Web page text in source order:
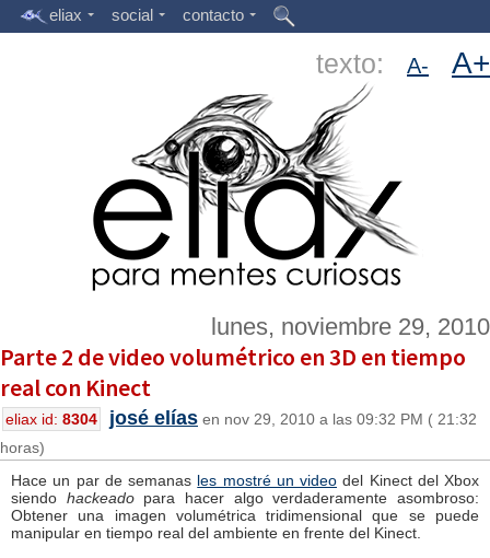
eliax social contacto
texto: A- A+
lunes, noviembre 29, 2010
Parte 2 de video volumétrico en 3D en tiempo
real con Kinect
eliax id: 8304 josé elías en nov 29, 2010 a las 09:32 PM ( 21:32
horas)
Hace un par de semanas les mostré un video del Kinect del Xbox
siendo hackeadopara hacer algo verdaderamente asombroso:
Obtener una imagen volumétrica tridimensional que se puede
manipular en tiempo real del ambiente en frente del Kinect.